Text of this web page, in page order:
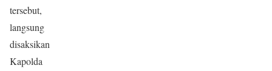
tersebut,
langsung
disaksikan
Kapolda